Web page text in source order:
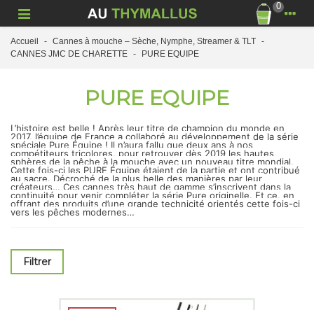
0
Accueil - Cannes à mouche – Sèche, Nymphe, Streamer & TLT -
CANNES JMC DE CHARETTE - PURE EQUIPE
PURE EQUIPE
L’histoire est belle ! Après leur titre de champion du monde en
2017, l’équipe de France a collaboré au développement de la série
spéciale Pure Équipe ! Il n’aura fallu que deux ans à nos
compétiteurs tricolores, pour retrouver dès 2019 les hautes
sphères de la pêche à la mouche avec un nouveau titre mondial.
Cette fois-ci les PURE Équipe étaient de la partie et ont contribué
au sacre. Décroché de la plus belle des manières par leur
créateurs… Ces cannes très haut de gamme s’inscrivent dans la
continuité pour venir compléter la série Pure originelle. Et ce, en
offrant des produits d’une grande technicité orientés cette fois-ci
vers les pêches modernes…
Filtrer